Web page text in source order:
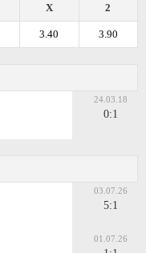
2
X
3.90
3.40
24.03.18
0:1
03.07.26
5:1
01.07.26